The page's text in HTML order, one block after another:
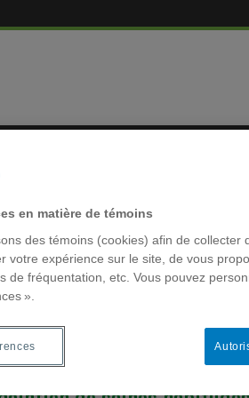
parents relativement
communication parents-
en matière de témoins
des témoins (cookies) afin de
votre expérience sur le site, de vous
de fréquentation, etc. Vous pouvez
».